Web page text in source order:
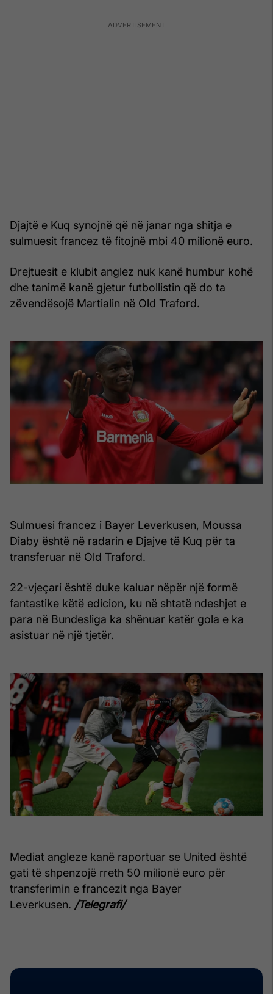
Djajtë e Kuq synojnë që në janar nga shitja e
sulmuesit francez të fitojnë mbi 40 milionë euro.
Drejtuesit e klubit anglez nuk kanë humbur kohë
dhe tanimë kanë gjetur futbollistin që do ta
zëvendësojë Martialin në Old Traford.
Sulmuesi francez i Bayer Leverkusen, Moussa
Diaby është në radarin e Djajve të Kuq për ta
transferuar në Old Traford.
22-vjeçari është duke kaluar nëpër një formë
fantastike këtë edicion, ku në shtatë ndeshjet e
para në Bundesliga ka shënuar katër gola e ka
asistuar në një tjetër.
Mediat angleze kanë raportuar se United është
gati të shpenzojë rreth 50 milionë euro për
transferimin e francezit nga Bayer
Leverkusen. /Telegrafi/